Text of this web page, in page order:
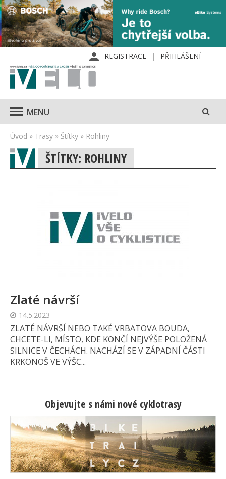
REGISTRACE PŘIHLÁŠENÍ
MENU
Úvod » Trasy » Štítky » Rohliny
ŠTÍTKY: ROHLINY
Zlaté návrší
14.5.2023
ZLATÉ NÁVRŠÍ NEBO TAKÉ VRBATOVA BOUDA,
CHCETE-LI, MÍSTO, KDE KONČÍ NEJVÝŠE POLOŽENÁ
SILNICE V ČECHÁCH. NACHÁZÍ SE V ZÁPADNÍ ČÁSTI
KRKONOŠ VE VÝŠC...
Objevujte s námi nové cyklotrasy